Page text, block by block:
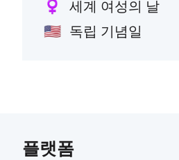
♀️ 세계 여성의 날
🇺🇸 독립 기념일
플랫폼